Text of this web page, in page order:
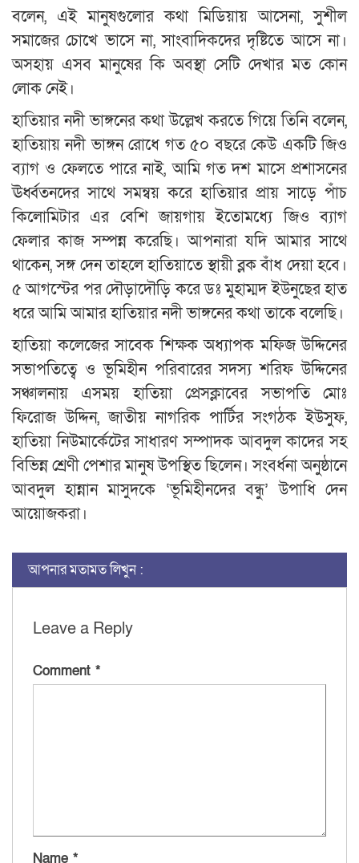
বলেন, এই মানুষগুলোর কথা মিডিয়ায় আসেনা, সুশীল
সমাজের চোখে ভাসে না, সাংবাদিকদের দৃষ্টিতে আসে না।
অসহায় এসব মানুষের কি অবস্থা সেটি দেখার মত কোন
লোক নেই।
হাতিয়ার নদী ভাঙ্গনের কথা উল্লেখ করতে গিয়ে তিনি বলেন,
হাতিয়ায় নদী ভাঙ্গন রোধে গত ৫০ বছরে কেউ একটি জিও
ব্যাগ ও ফেলতে পারে নাই, আমি গত দশ মাসে প্রশাসনের
ঊর্ধ্বতনদের সাথে সমন্বয় করে হাতিয়ার প্রায় সাড়ে পাঁচ
কিলোমিটার এর বেশি জায়গায় ইতোমধ্যে জিও ব্যাগ
ফেলার কাজ সম্পন্ন করেছি। আপনারা যদি আমার সাথে
থাকেন, সঙ্গ দেন তাহলে হাতিয়াতে স্থায়ী ব্লক বাঁধ দেয়া হবে।
৫ আগস্টের পর দৌড়াদৌড়ি করে ডঃ মুহাম্মদ ইউনুছের হাত
ধরে আমি আমার হাতিয়ার নদী ভাঙ্গনের কথা তাকে বলেছি।
হাতিয়া কলেজের সাবেক শিক্ষক অধ্যাপক মফিজ উদ্দিনের
সভাপতিত্বে ও ভূমিহীন পরিবারের সদস্য শরিফ উদ্দিনের
সঞ্চালনায় এসময় হাতিয়া প্রেসক্লাবের সভাপতি মোঃ
ফিরোজ উদ্দিন, জাতীয় নাগরিক পার্টির সংগঠক ইউসুফ,
হাতিয়া নিউমার্কেটের সাধারণ সম্পাদক আবদুল কাদের সহ
বিভিন্ন শ্রেণী পেশার মানুষ উপস্থিত ছিলেন। সংবর্ধনা অনুষ্ঠানে
আবদুল হান্নান মাসুদকে ‘ভূমিহীনদের বন্ধু’ উপাধি দেন
আয়োজকরা।
আপনার মতামত লিখুন :
Leave a Reply
Comment *
Name *